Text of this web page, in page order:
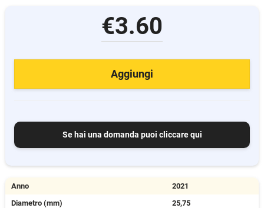
€3.60
Aggiungi
Se hai una domanda puoi cliccare qui
Anno
2021
Diametro (mm)
25,75